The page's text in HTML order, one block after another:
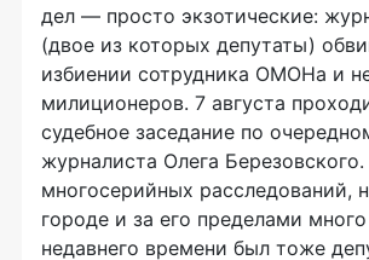
дел — просто экзотические:
(двое из которых депутаты)
избиении сотрудника ОМОНа и
милиционеров. 7 августа
судебное заседание по
журналиста Олега
многосерийных расследований,
городе и за его пределами
недавнего времени был тоже